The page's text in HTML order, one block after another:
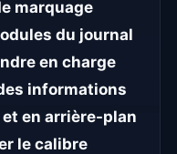
marquage
du journal
en charge
informations
en arrière-plan
le calibre